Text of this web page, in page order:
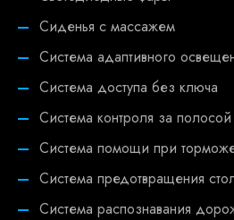
Сиденья с массажем
Система адаптивного
Система доступа без ключа
Система контроля за
Система помощи при
Система предотвращения
Система распознавания